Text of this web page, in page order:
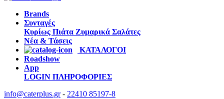
Brands
Συνταγές
Κυρίως Πιάτα Ζυμαρικά Σαλάτες
Νέα & Τάσεις
ΚΑΤΑΛΟΓΟΙ
Roadshow
App
LOGIN ΠΛΗΡΟΦΟΡΙΕΣ
info@caterplus.gr- 22410 85197-8